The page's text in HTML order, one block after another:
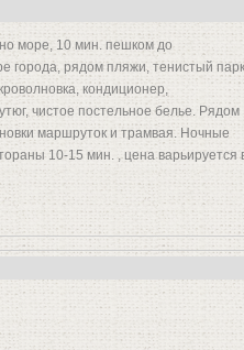
море, 10 мин. пешком до
города, рядом пляжи, тенистый парк
кондиционер,
чистое постельное белье. Рядом
маршруток и трамвая. Ночные
10-15 мин. , цена варьируется